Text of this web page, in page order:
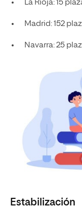
La Rioja: 15
Madrid: 152
Navarra: 25
Estabilización